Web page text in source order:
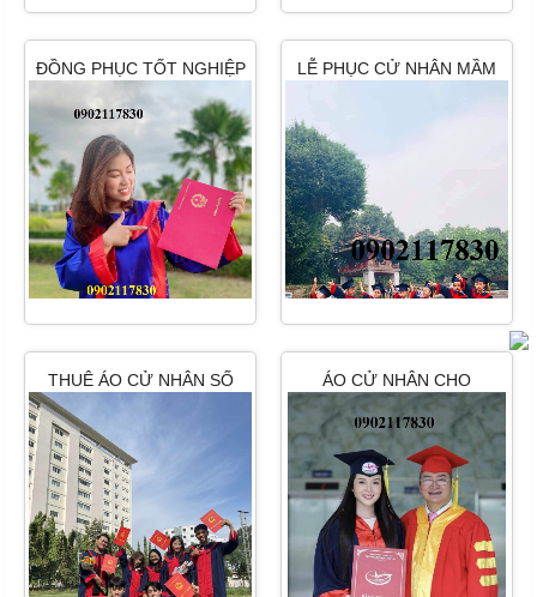
ĐỒNG PHỤC TỐT NGHIỆP
CẤP 3 THPT NGUYỄN
KHUYẾN
LỄ PHỤC CỬ NHÂN MẦM
NON GIÁ RẺ PHAN THIẾT,
NHA TRANG
THUÊ ÁO CỬ NHÂN SỐ
LƯỢNG LỚN QUẬN 1,
QUẬN 2
ÁO CỬ NHÂN CHO
TRƯỜNG ĐẠI HỌC
HUTECH